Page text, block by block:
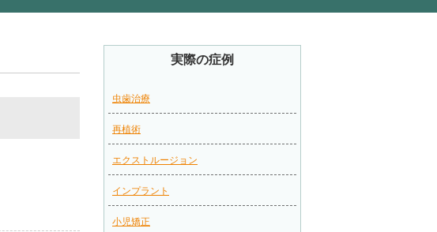
実際の症例
虫歯治療
再植術
エクストルージョン
インプラント
小児矯正